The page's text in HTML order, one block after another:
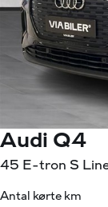
Audi Q4
45 E-tron S
Antal kørte km